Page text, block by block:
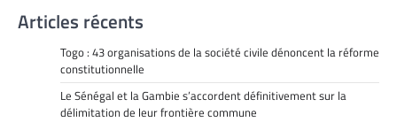
Articles récents
Togo : 43 organisations de la société civile dénoncent la réforme
constitutionnelle
Le Sénégal et la Gambie s’accordent définitivement sur la
délimitation de leur frontière commune